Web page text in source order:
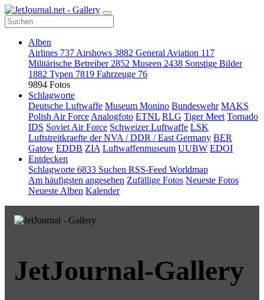
Alben
Airlines 737 Airshows 3882 General Aviation 117
Militärische Betreiber 2852 Museen 2438 Sonstige Bilder
1882 Typen 7819 Fahrzeuge 76
9894 Fotos
Schlagworte
Deutsche Luftwaffe Museum Monino Bundeswehr MAKS
Polish Air Force Analogfoto ETNL RLG Tiger Meet Tornado
IDS Soviet Air Force Schweizer Luftwaffe LSK
Luftstreitkraefte der NVA / DDR / East Germany BER
Gatow EDDB ZIA Luftwaffenmuseum UUBW EDOI
Entdecken
Schlagworte 6833 Suchen RSS-Feed Worldmap
Am häufigsten angesehen Zufällige Fotos Neueste Fotos
Neueste Alben Kalender
JetJournal-Gallery